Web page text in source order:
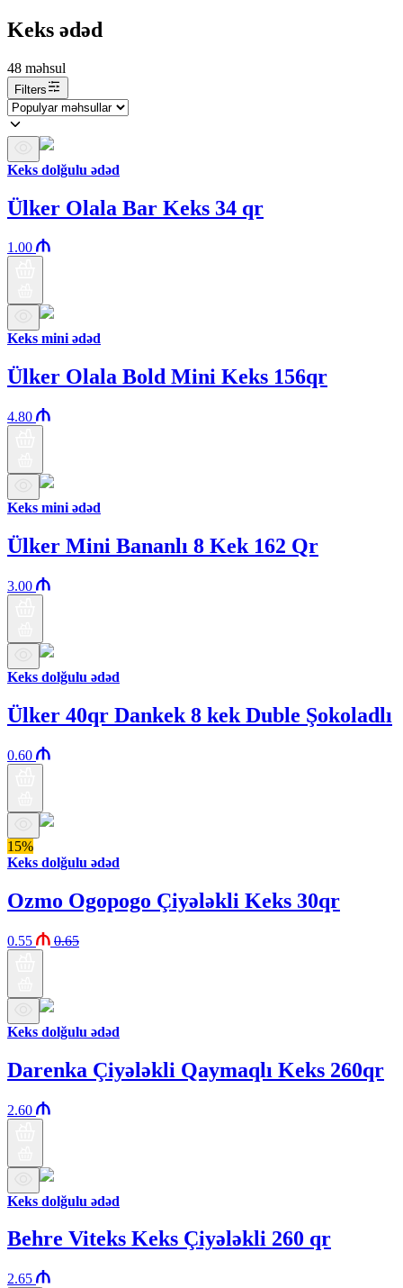
Keks ədəd
48 məhsul
Filters
Keks dolğulu ədəd
Ülker Olala Bar Keks 34 qr
1.00
Keks mini ədəd
Ülker Olala Bold Mini Keks 156qr
4.80
Keks mini ədəd
Ülker Mini Bananlı 8 Kek 162 Qr
3.00
Keks dolğulu ədəd
Ülker 40qr Dankek 8 kek Duble Şokoladlı
0.60
15%
Keks dolğulu ədəd
Ozmo Ogopogo Çiyələkli Keks 30qr
0.55 0.65
Keks dolğulu ədəd
Darenka Çiyələkli Qaymaqlı Keks 260qr
2.60
Keks dolğulu ədəd
Behre Viteks Keks Çiyələkli 260 qr
2.65